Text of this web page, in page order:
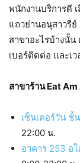
พนักงานบริการดี
แถวย่านอนุสาวรี
สาขาอะไรบ้างนั้
เบอร์ติดต่อ และเ
สาขาร้าน Eat
เซ็นเตอร์วัน ชั้
22:00 น.
อาคาร 253 อ